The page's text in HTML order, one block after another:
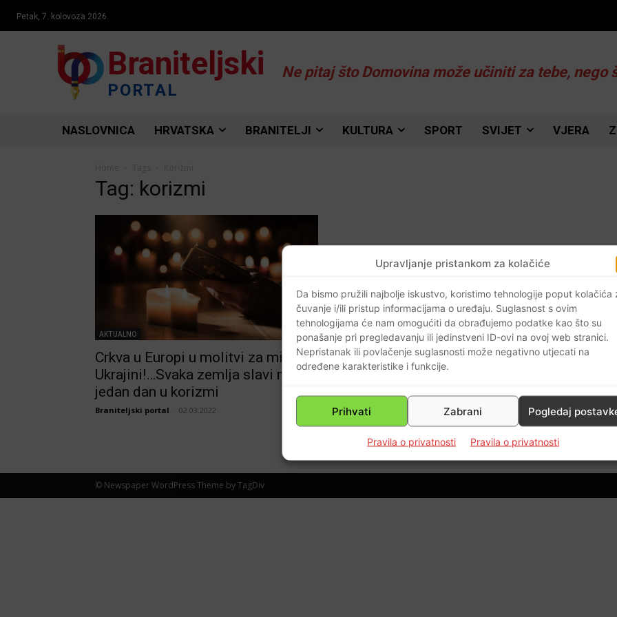
Upravljanje pristankom za kolačiće
Da bismo pružili najbolje iskustvo, koristimo tehnologije poput kolačića
čuvanje i/ili pristup informacijama o uređaju. Suglasnost s ovim
tehnologijama će nam omogućiti da obrađujemo podatke kao što su
ponašanje pri pregledavanju ili jedinstveni ID-ovi na ovoj web stranici.
Nepristanak ili povlačenje suglasnosti može negativno utjecati na
određene karakteristike i funkcije.
Prihvati Zabrani Pogledaj
Pravila o privatnosti Pravila o privatnosti
Petak, 7. kolovoza 2026.
Braniteljski
PORTAL
Ne pitaj što Domovina može učiniti za tebe, nego
NASLOVNICA HRVATSKA BRANITELJI KULTURA SPORT SVIJET VJERA
Tag: korizmi
AKTUALNO
Crkva u Europi u molitvi za mir u
Ukrajini!…Svaka zemlja slavi misu
jedan dan u korizmi
Braniteljski portal 02.03.2022
© Newspaper WordPress Theme by TagDiv